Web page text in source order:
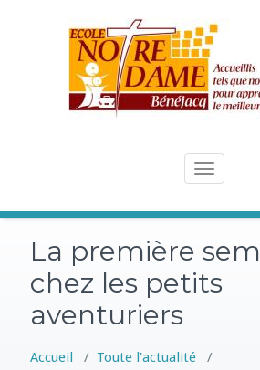
Toggle
La première
chez les petits
aventuriers
Accueil / Toute l'actualité /